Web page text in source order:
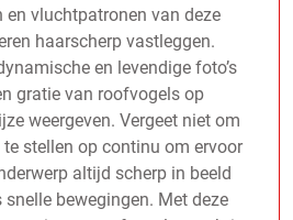
en vluchtpatronen van deze
haarscherp vastleggen.
en levendige foto’s
gratie van roofvogels op
weergeven. Vergeet niet om
stellen op continu om ervoor
altijd scherp in beeld
bewegingen. Met deze